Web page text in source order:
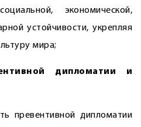
экономической,
устойчивости, укрепляя
мира;
дипломатии и
превентивной дипломатии